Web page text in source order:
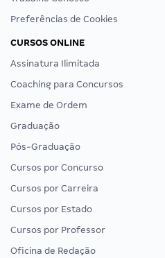
Preferências de Cookies
CURSOS ONLINE
Assinatura Ilimitada
Coaching para Concursos
Exame de Ordem
Graduação
Pós-Graduação
Cursos por Concurso
Cursos por Carreira
Cursos por Estado
Cursos por Professor
Oficina de Redação